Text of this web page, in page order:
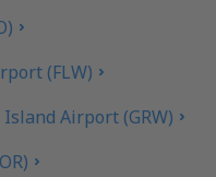
(FLW)
Island Airport (GRW)